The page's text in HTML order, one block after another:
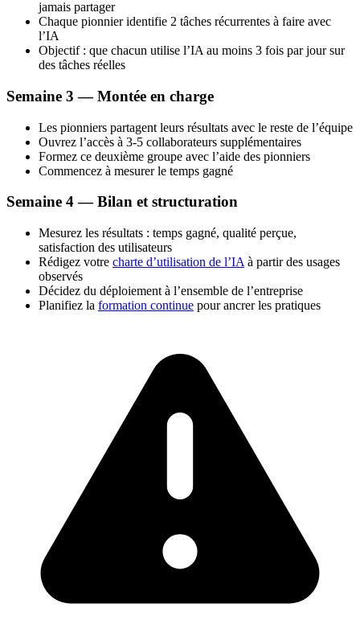
jamais partager
Chaque pionnier identifie 2 tâches récurrentes à faire avec
l’IA
Objectif : que chacun utilise l’IA au moins 3 fois par jour sur
des tâches réelles
Semaine 3 — Montée en charge
Les pionniers partagent leurs résultats avec le reste de l’équipe
Ouvrez l’accès à 3-5 collaborateurs supplémentaires
Formez ce deuxième groupe avec l’aide des pionniers
Commencez à mesurer le temps gagné
Semaine 4 — Bilan et structuration
Mesurez les résultats : temps gagné, qualité perçue,
satisfaction des utilisateurs
Rédigez votre charte d’utilisation de l’IA à partir des usages
observés
Décidez du déploiement à l’ensemble de l’entreprise
Planifiez la formation continue pour ancrer les pratiques